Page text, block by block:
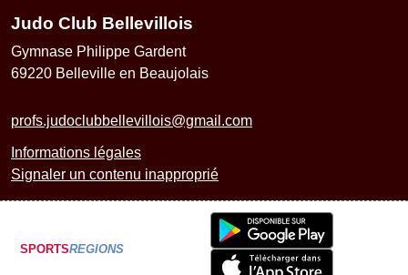
Judo Club Bellevillois
Gymnase Philippe Gardent
69220 Belleville en Beaujolais
profs.judoclubbellevillois@gmail.com
Informations légales
Signaler un contenu inapproprié
SPORTSREGIONS